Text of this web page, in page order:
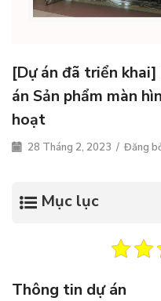
[Dự án đã triển
án Sản phẩm màn
hoạt
28 Tháng 2, 2023 / Đăng
Mục lục
Thông tin dự án